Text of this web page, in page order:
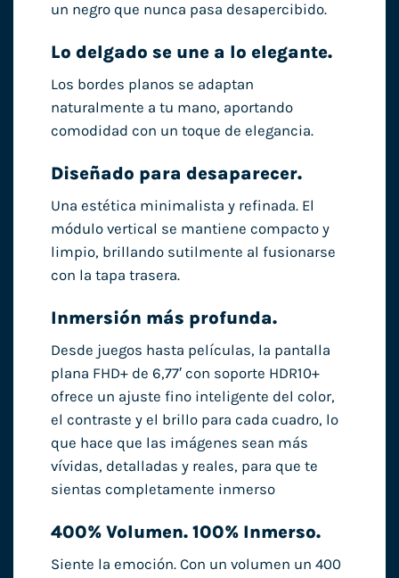
un negro que nunca pasa desapercibido.
Lo delgado se une a lo elegante.
Los bordes planos se adaptan
naturalmente a tu mano, aportando
comodidad con un toque de elegancia.
Diseñado para desaparecer.
Una estética minimalista y refinada. El
módulo vertical se mantiene compacto y
limpio, brillando sutilmente al fusionarse
con la tapa trasera.
Inmersión más profunda.
Desde juegos hasta películas, la pantalla
plana FHD+ de 6,77′ con soporte HDR10+
ofrece un ajuste fino inteligente del color,
el contraste y el brillo para cada cuadro, lo
que hace que las imágenes sean más
vívidas, detalladas y reales, para que te
sientas completamente inmerso
400% Volumen. 100% Inmerso.
Siente la emoción. Con un volumen un 400